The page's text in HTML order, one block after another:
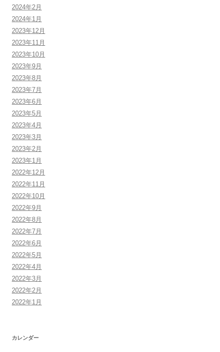
2024年2月
2024年1月
2023年12月
2023年11月
2023年10月
2023年9月
2023年8月
2023年7月
2023年6月
2023年5月
2023年4月
2023年3月
2023年2月
2023年1月
2022年12月
2022年11月
2022年10月
2022年9月
2022年8月
2022年7月
2022年6月
2022年5月
2022年4月
2022年3月
2022年2月
2022年1月
カレンダー